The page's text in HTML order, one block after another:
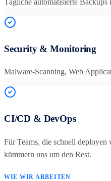
Tägliche automatisierte
Security & Monitoring
Malware-Scanning, Web
CI/CD & DevOps
Für Teams, die schnell
kümmern uns um den Rest.
WIE WIR ARBEITEN